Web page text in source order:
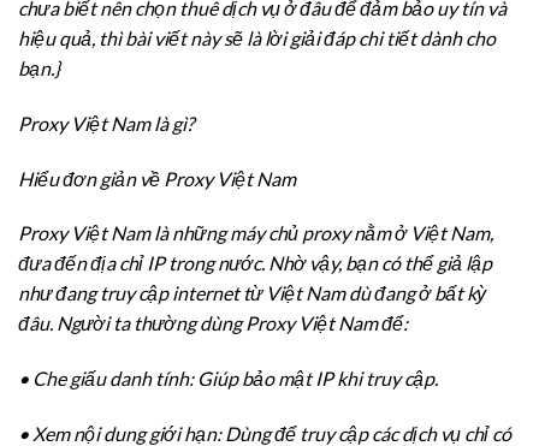
chưa biết nên chọn thuê dịch vụ ở đâu để đảm bảo uy tín và
hiệu quả, thì bài viết này sẽ là lời giải đáp chi tiết dành cho
bạn.}
Proxy Việt Nam là gì?
Hiểu đơn giản về Proxy Việt Nam
Proxy Việt Nam là những máy chủ proxy nằm ở Việt Nam,
đưa đến địa chỉ IP trong nước. Nhờ vậy, bạn có thể giả lập
như đang truy cập internet từ Việt Nam dù đang ở bất kỳ
đâu. Người ta thường dùng Proxy Việt Nam để:
• Che giấu danh tính: Giúp bảo mật IP khi truy cập.
• Xem nội dung giới hạn: Dùng để truy cập các dịch vụ chỉ có